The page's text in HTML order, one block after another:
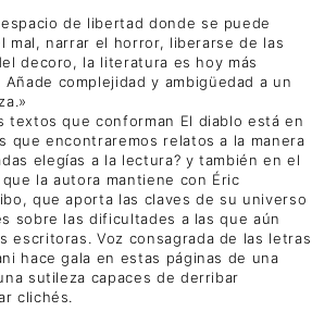
de libertad donde se puede
mal, narrar el horror, liberarse de las
decoro, la literatura es hoy más
complejidad y ambigüedad a un
textos que conforman El diablo está en
que encontraremos relatos a la manera
elegías a la lectura? y también en el
la autora mantiene con Éric
que aporta las claves de su universo
sobre las dificultades a las que aún
escritoras. Voz consagrada de las letras
hace gala en estas páginas de una
sutileza capaces de derribar
clichés.